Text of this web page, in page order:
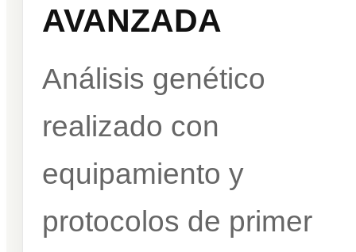
AVANZADA
Análisis genético
realizado con
equipamiento y
protocolos de primer